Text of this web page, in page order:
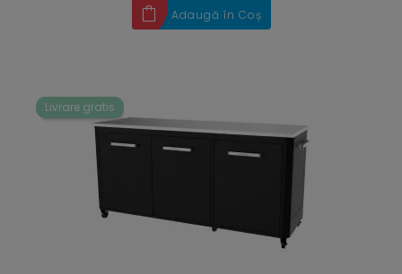
Adaugă în Coș
Livrare gratis